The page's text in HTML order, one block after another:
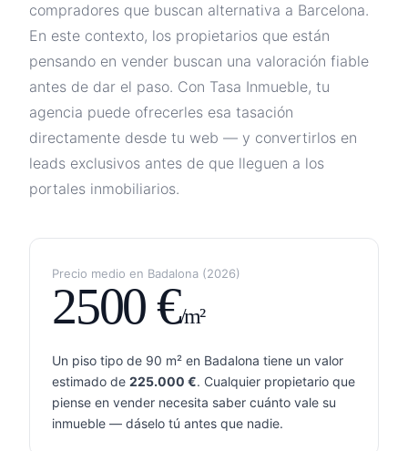
compradores que buscan alternativa a Barcelona.
En este contexto, los propietarios que están
pensando en vender buscan una valoración fiable
antes de dar el paso. Con Tasa Inmueble, tu
agencia puede ofrecerles esa tasación
directamente desde tu web — y convertirlos en
leads exclusivos antes de que lleguen a los
portales inmobiliarios.
Precio medio en Badalona (2026)
2500€/m²
Un piso tipo de 90 m² en Badalona tiene un valor
estimado de 225.000 €. Cualquier propietario que
piense en vender necesita saber cuánto vale su
inmueble — dáselo tú antes que nadie.